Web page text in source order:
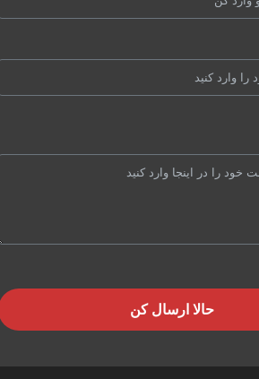
حالا ارسال کن